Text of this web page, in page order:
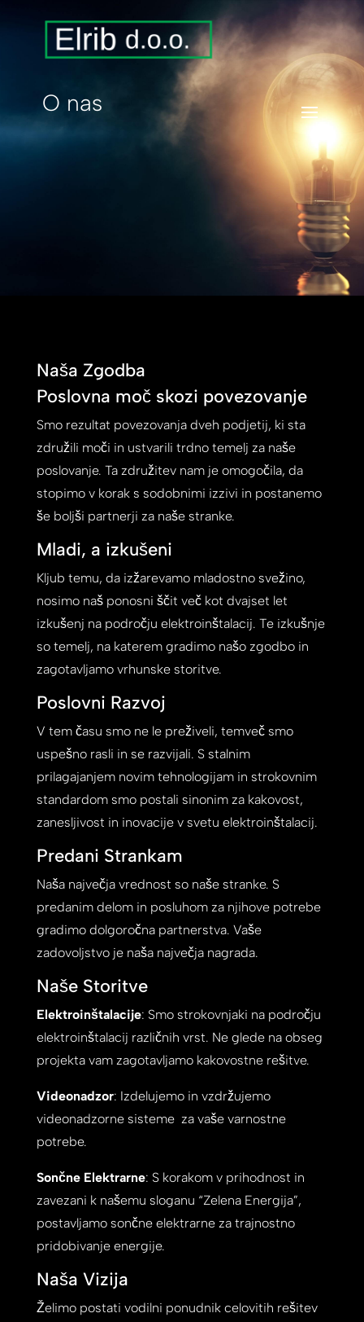
O nas
Naša Zgodba
Poslovna moč skozi povezovanje
Smo rezultat povezovanja dveh podjetij, ki sta
združili moči in ustvarili trdno temelj za naše
poslovanje. Ta združitev nam je omogočila, da
stopimo v korak s sodobnimi izzivi in postanemo
še boljši partnerji za naše stranke.
Mladi, a izkušeni
Kljub temu, da izžarevamo mladostno svežino,
nosimo naš ponosni ščit več kot dvajset let
izkušenj na področju elektroinštalacij. Te izkušnje
so temelj, na katerem gradimo našo zgodbo in
zagotavljamo vrhunske storitve.
Poslovni Razvoj
V tem času smo ne le preživeli, temveč smo
uspešno rasli in se razvijali. S stalnim
prilagajanjem novim tehnologijam in strokovnim
standardom smo postali sinonim za kakovost,
zanesljivost in inovacije v svetu elektroinštalacij.
Predani Strankam
Naša največja vrednost so naše stranke. S
predanim delom in posluhom za njihove potrebe
gradimo dolgoročna partnerstva. Vaše
zadovoljstvo je naša največja nagrada.
Naše Storitve
Elektroinštalacije: Smo strokovnjaki na področju
elektroinštalacij različnih vrst. Ne glede na obseg
projekta vam zagotavljamo kakovostne rešitve.
Videonadzor: Izdelujemo in vzdržujemo
videonadzorne sisteme za vaše varnostne
potrebe.
Sončne Elektrarne: S korakom v prihodnost in
zavezani k našemu sloganu “Zelena Energija”,
postavljamo sončne elektrarne za trajnostno
pridobivanje energije.
Naša Vizija
Želimo postati vodilni ponudnik celovitih rešitev